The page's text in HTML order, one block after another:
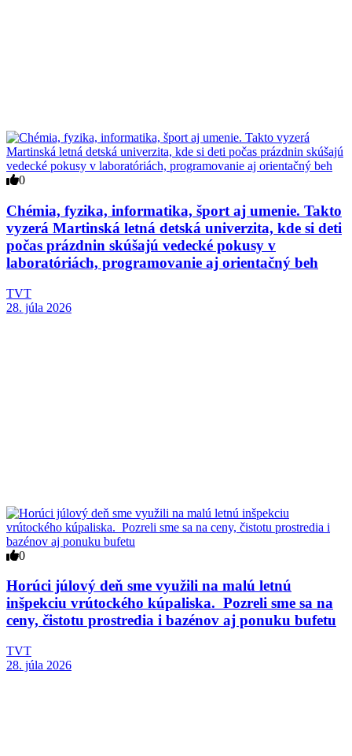
0
Chémia, fyzika, informatika, šport aj umenie. Takto
vyzerá Martinská letná detská univerzita, kde si deti
počas prázdnin skúšajú vedecké pokusy v
laboratóriách, programovanie aj orientačný beh
TVT
28. júla 2026
0
Horúci júlový deň sme využili na malú letnú
inšpekciu vrútockého kúpaliska. Pozreli sme sa na
ceny, čistotu prostredia i bazénov aj ponuku bufetu
TVT
28. júla 2026